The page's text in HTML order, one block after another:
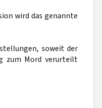
wird das genannte
soweit der
zum Mord verurteilt